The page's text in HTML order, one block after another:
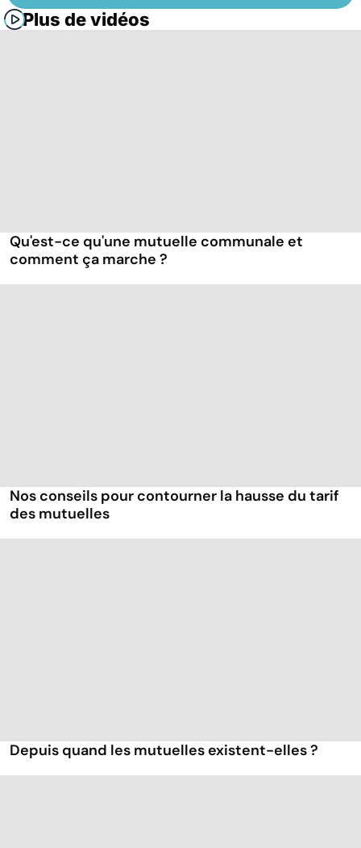
Plus de vidéos
Qu'est-ce qu'une mutuelle communale et
comment ça marche ?
Nos conseils pour contourner la hausse du tarif
des mutuelles
Depuis quand les mutuelles existent-elles ?